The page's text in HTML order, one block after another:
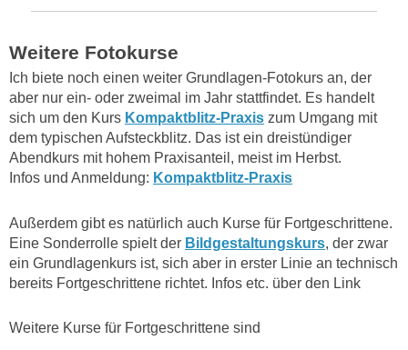
Weitere Fotokurse
Ich biete noch einen weiter Grundlagen-Fotokurs an, der
aber nur ein- oder zweimal im Jahr stattfindet. Es handelt
sich um den Kurs Kompaktblitz-Praxis zum Umgang mit
dem typischen Aufsteckblitz. Das ist ein dreistündiger
Abendkurs mit hohem Praxisanteil, meist im Herbst.
Infos und Anmeldung: Kompaktblitz-Praxis
Außerdem gibt es natürlich auch Kurse für Fortgeschrittene.
Eine Sonderrolle spielt der Bildgestaltungskurs, der zwar
ein Grundlagenkurs ist, sich aber in erster Linie an technisch
bereits Fortgeschrittene richtet. Infos etc. über den Link
Weitere Kurse für Fortgeschrittene sind